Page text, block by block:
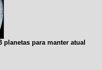
planetas para manter atual